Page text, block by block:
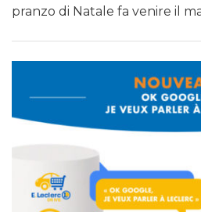
pranzo di Natale fa venire il